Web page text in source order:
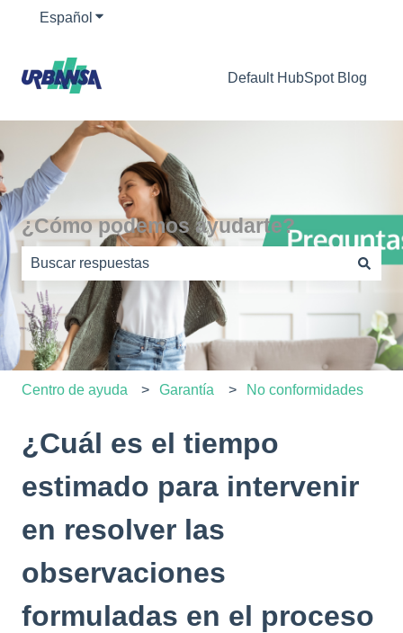
Español Traducciones de Mostrar submenú de
Default HubSpot Blog
¿Cómo podemos ayudarte?
No hay sugerencias porque el campo de búsqueda
Centro de ayuda Garantía No conformidades
¿Cuál es el tiempo
estimado para intervenir
en resolver las
observaciones
formuladas en el proceso